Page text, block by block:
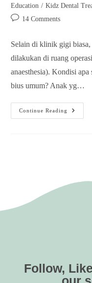
Education / Kidz Dental
14 Comments
Selain di klinik gigi
dilakukan di ruang
anaesthesia). Kondisi
bius umum? Anak yg…
Continue Reading
Follow,